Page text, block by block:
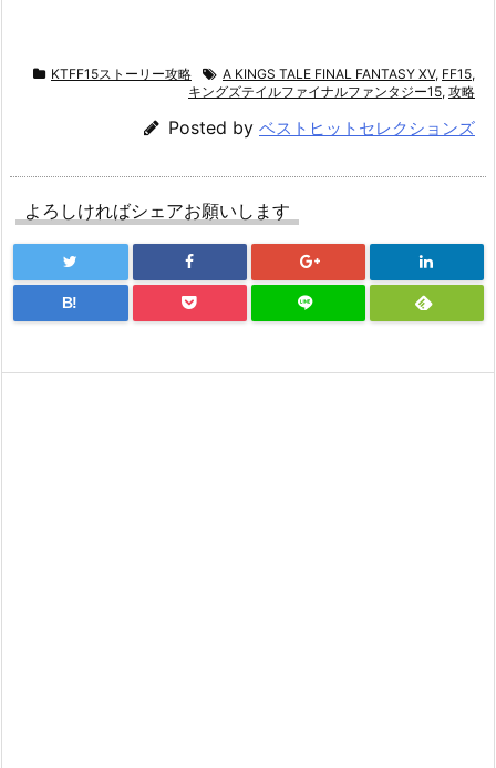
KTFF15ストーリー攻略 A KINGS TALE FINAL FANTASY XV, FF15,
キングズテイルファイナルファンタジー15, 攻略
Posted by ベストヒットセレクションズ
よろしければシェアお願いします
B!